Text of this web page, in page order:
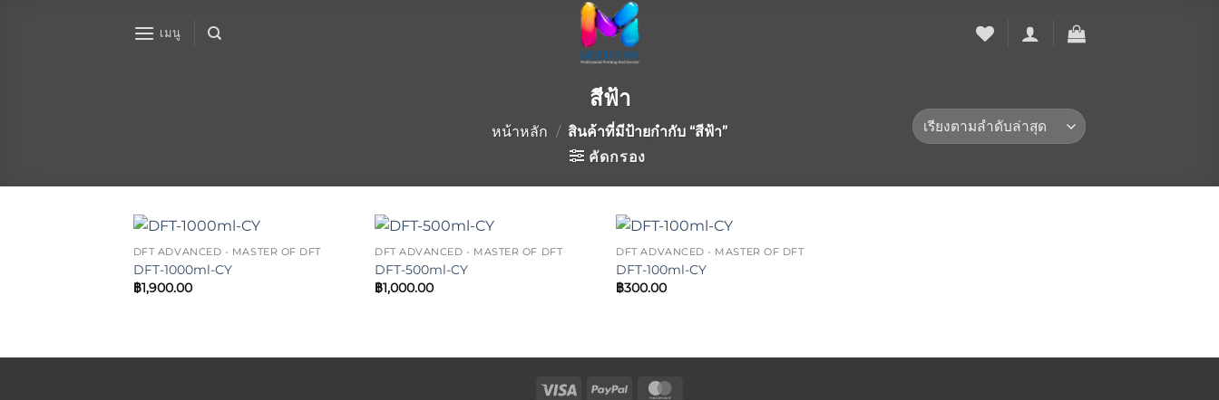
เมนู
สีฟ้า
หน้าหลัก / สินค้าที่มีป้ายกำกับ “สีฟ้า”
คัดกรอง
DFT ADVANCED - MASTER OF DFT
DFT-1000ml-CY
฿1,900.00
DFT ADVANCED - MASTER OF DFT
DFT-500ml-CY
฿1,000.00
DFT ADVANCED - MASTER OF DFT
DFT-100ml-CY
฿300.00
Visa PayPal